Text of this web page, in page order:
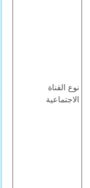
نوع القناة
الاجتماعية